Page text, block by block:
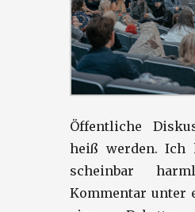
Öffentliche
heiß werden. Ich
scheinbar
Kommentar unter